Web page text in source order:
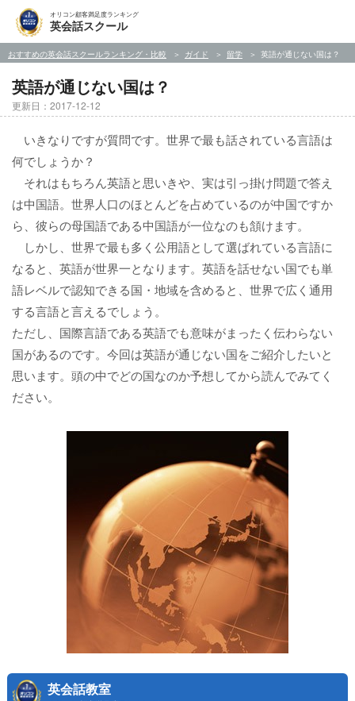
オリコン顧客満足度ランキング
英会話スクール
おすすめの英会話スクールランキング・比較 ガイド 留学 英語が通じない国は？
英語が通じない国は？
更新日：2017-12-12
いきなりですが質問です。世界で最も話されている言語は
何でしょうか？
それはもちろん英語と思いきや、実は引っ掛け問題で答え
は中国語。世界人口のほとんどを占めているのが中国ですか
ら、彼らの母国語である中国語が一位なのも頷けます。
しかし、世界で最も多く公用語として選ばれている言語に
なると、英語が世界一となります。英語を話せない国でも単
語レベルで認知できる国・地域を含めると、世界で広く通用
する言語と言えるでしょう。
ただし、国際言語である英語でも意味がまったく伝わらない
国があるのです。今回は英語が通じない国をご紹介したいと
思います。頭の中でどの国なのか予想してから読んでみてく
ださい。
英会話教室